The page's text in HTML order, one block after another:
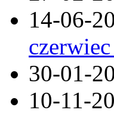
14-06-
30-01-
10-11-